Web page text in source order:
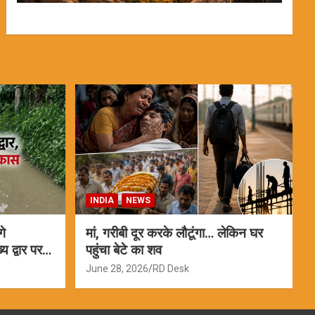
पर
INDIA NEWS
मां, गरीबी दूर करके लौटूंगा… लेकिन घर
पहुंचा बेटे का शव
June 28, 2026 RD Desk